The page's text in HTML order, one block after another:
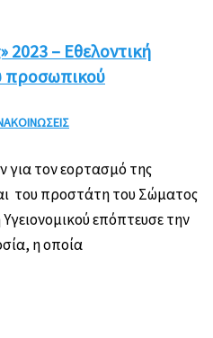
2023 – Εθελοντική
προσωπικού
για τον εορτασμό της
του προστάτη του Σώματος
επόπτευσε την
η οποία